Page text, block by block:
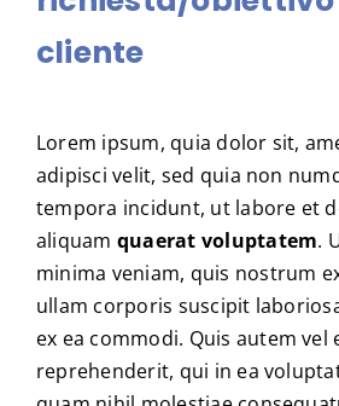
cliente
Lorem ipsum, quia dolor sit,
adipisci velit, sed quia non
tempora incidunt, ut labore et
aliquam quaerat voluptatem.
minima veniam, quis nostrum
ullam corporis suscipit
ex ea commodi. Quis autem vel
reprehenderit, qui in ea